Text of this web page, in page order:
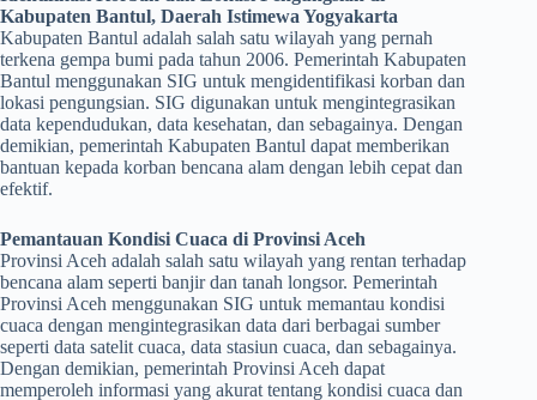
Kabupaten Bantul, Daerah Istimewa Yogyakarta
Kabupaten Bantul adalah salah satu wilayah yang pernah
terkena gempa bumi pada tahun 2006. Pemerintah Kabupaten
Bantul menggunakan SIG untuk mengidentifikasi korban dan
lokasi pengungsian. SIG digunakan untuk mengintegrasikan
data kependudukan, data kesehatan, dan sebagainya. Dengan
demikian, pemerintah Kabupaten Bantul dapat memberikan
bantuan kepada korban bencana alam dengan lebih cepat dan
efektif.
Pemantauan Kondisi Cuaca di Provinsi Aceh
Provinsi Aceh adalah salah satu wilayah yang rentan terhadap
bencana alam seperti banjir dan tanah longsor. Pemerintah
Provinsi Aceh menggunakan SIG untuk memantau kondisi
cuaca dengan mengintegrasikan data dari berbagai sumber
seperti data satelit cuaca, data stasiun cuaca, dan sebagainya.
Dengan demikian, pemerintah Provinsi Aceh dapat
memperoleh informasi yang akurat tentang kondisi cuaca dan